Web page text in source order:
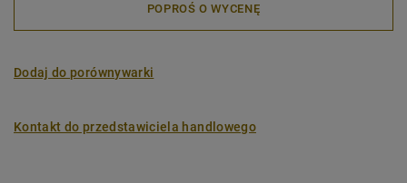
POPROŚ O WYCENĘ
Dodaj do porównywarki
Kontakt do przedstawiciela handlowego